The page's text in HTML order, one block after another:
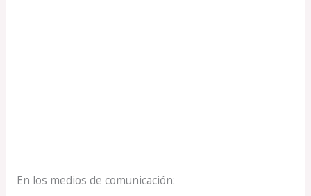
En los medios de comunicación: